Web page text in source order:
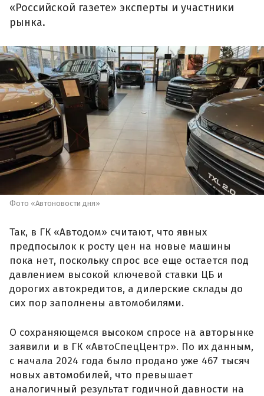
«Российской газете» эксперты и участники
рынка.
Фото «Автоновости дня»
Так, в ГК «Автодом» считают, что явных
предпосылок к росту цен на новые машины
пока нет, поскольку спрос все еще остается под
давлением высокой ключевой ставки ЦБ и
дорогих автокредитов, а дилерские склады до
сих пор заполнены автомобилями.
О сохраняющемся высоком спросе на авторынке
заявили и в ГК «АвтоСпецЦентр». По их данным,
с начала 2024 года было продано уже 467 тысяч
новых автомобилей, что превышает
аналогичный результат годичной давности на